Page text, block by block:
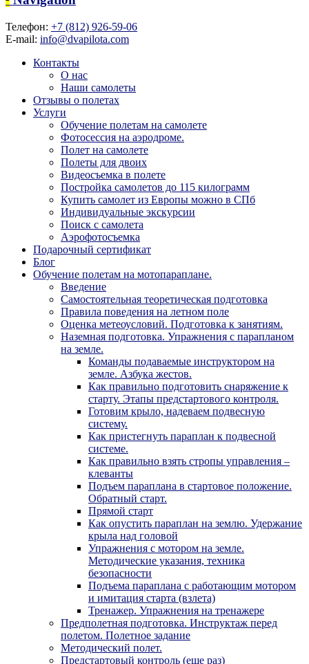
Телефон: +7 (812) 926-59-06
E-mail: info@dvapilota.com
Контакты
О нас
Наши самолеты
Отзывы о полетах
Услуги
Обучение полетам на самолете
Фотосессия на аэродроме.
Полет на самолете
Полеты для двоих
Видеосъемка в полете
Постройка самолетов до 115 килограмм
Купить самолет из Европы можно в СПб
Индивидуальные экскурсии
Поиск с самолета
Аэрофотосъемка
Подарочный сертификат
Блог
Обучение полетам на мотопараплане.
Введение
Самостоятельная теоретическая подготовка
Правила поведения на летном поле
Оценка метеоусловий. Подготовка к занятиям.
Наземная подготовка. Упражнения с парапланом
на земле.
Команды подаваемые инструктором на
земле. Азбука жестов.
Как правильно подготовить снаряжение к
старту. Этапы предстартового контроля.
Готовим крыло, надеваем подвесную
систему.
Как пристегнуть параплан к подвесной
системе.
Как правильно взять стропы управления –
клеванты
Подъем параплана в стартовое положение.
Обратный старт.
Прямой старт
Как опустить параплан на землю. Удержание
крыла над головой
Упражнения с мотором на земле.
Методические указания, техника
безопасности
Подъема параплана с работающим мотором
и имитация старта (взлета)
Тренажер. Упражнения на тренажере
Предполетная подготовка. Инструктаж перед
полетом. Полетное задание
Методический полет.
Предстартовый контроль (еще раз)